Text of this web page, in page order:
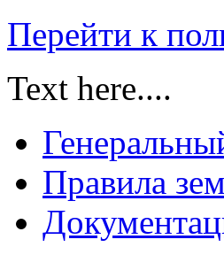
Перейти к
Text here....
Правила